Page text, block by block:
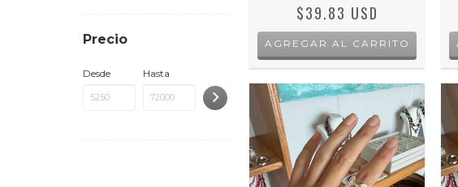
Precio
Desde Hasta
$39.83 USD